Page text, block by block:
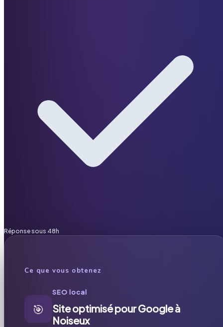
Réponse sous 48h
Ce que vous obtenez
🎯
SEO local
Site optimisé pour Google à
Noiseux